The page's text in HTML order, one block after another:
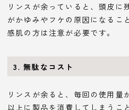
リンスが余っていると、頭皮に
がかゆみやフケの原因になるこ
感肌の方は注意が必要です。
3. 無駄なコスト
リンスが余ると、毎回の使用量
以上に製品を消費してしまうこ